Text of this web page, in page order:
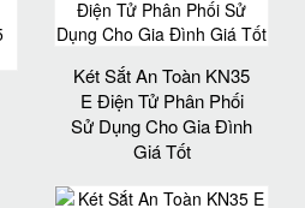
Két Sắt An Toàn KN35
E Điện Tử Phân Phối
Sử Dụng Cho Gia Đình
Giá Tốt